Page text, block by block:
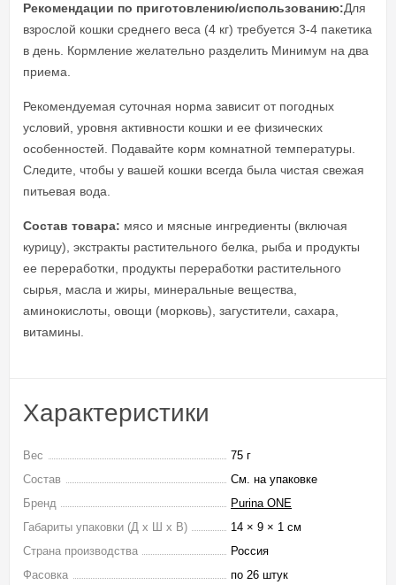
Рекомендации по приготовлению/использованию:Для
взрослой кошки среднего веса (4 кг) требуется 3-4 пакетика
в день. Кормление желательно разделить Минимум на два
приема.
Рекомендуемая суточная норма зависит от погодных
условий, уровня активности кошки и ее физических
особенностей. Подавайте корм комнатной температуры.
Следите, чтобы у вашей кошки всегда была чистая свежая
питьевая вода.
Состав товара: мясо и мясные ингредиенты (включая
курицу), экстракты растительного белка, рыба и продукты
ее переработки, продукты переработки растительного
сырья, масла и жиры, минеральные вещества,
аминокислоты, овощи (морковь), загустители, сахара,
витамины.
Характеристики
Вес
75 г
Состав
См. на упаковке
Бренд
Purina ONE
Габариты упаковки (Д х Ш х В)
14 × 9 × 1 см
Страна производства
Россия
Фасовка
по 26 штук